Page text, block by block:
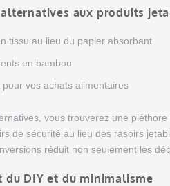
alternatives aux produits
tissu au lieu du papier absorbant
en bambou
pour vos achats alimentaires
vous trouverez une
de sécurité au lieu des rasoirs
réduit non seulement les
du DIY et du minimalisme